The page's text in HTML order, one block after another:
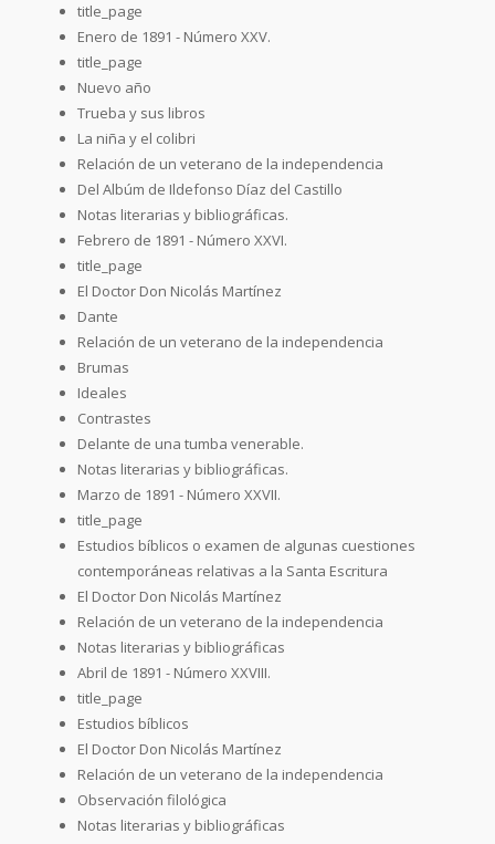
title_page
Enero de 1891 - Número XXV.
title_page
Nuevo año
Trueba y sus libros
La niña y el colibri
Relación de un veterano de la independencia
Del Albúm de Ildefonso Díaz del Castillo
Notas literarias y bibliográficas.
Febrero de 1891 - Número XXVI.
title_page
El Doctor Don Nicolás Martínez
Dante
Relación de un veterano de la independencia
Brumas
Ideales
Contrastes
Delante de una tumba venerable.
Notas literarias y bibliográficas.
Marzo de 1891 - Número XXVII.
title_page
Estudios bíblicos o examen de algunas cuestiones
contemporáneas relativas a la Santa Escritura
El Doctor Don Nicolás Martínez
Relación de un veterano de la independencia
Notas literarias y bibliográficas
Abril de 1891 - Número XXVIII.
title_page
Estudios bíblicos
El Doctor Don Nicolás Martínez
Relación de un veterano de la independencia
Observación filológica
Notas literarias y bibliográficas